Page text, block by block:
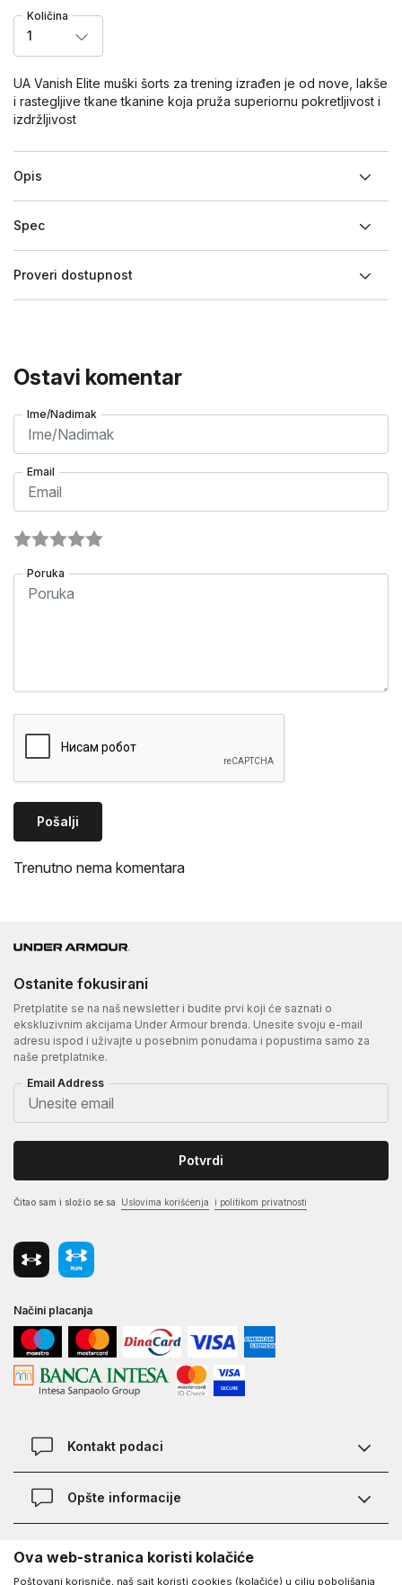
Količina
1
UA Vanish Elite muški šorts za trening izrađen je od nove, lakše
i rastegljive tkane tkanine koja pruža superiornu pokretljivost i
izdržljivost
Opis
Spec
Proveri dostupnost
Ostavi komentar
Ime/Nadimak
Email
Poruka
Pošalji
Trenutno nema komentara
Ostanite fokusirani
Pretplatite se na naš newsletter i budite prvi koji će saznati o
ekskluzivnim akcijama Under Armour brenda. Unesite svoju e-mail
adresu ispod i uživajte u posebnim ponudama i popustima samo za
naše pretplatnike.
Email Address
Potvrdi
Čitao sam i složio se sa Uslovima korišćenja i politikom privatnosti
Načini placanja
Kontakt podaci
Chat
Opšte informacije
Najčešća pitanja
O Under Armour-u
Ova web-stranica koristi kolačiće
Poštovani korisniče, naš sajt koristi cookies (kolačiće) u cilju poboljšanja